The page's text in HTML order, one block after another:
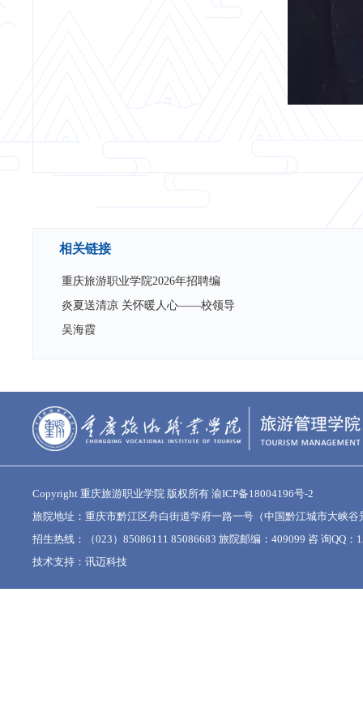
相关链接
重庆旅游职业学院2026年招聘编
炎夏送清凉 关怀暖人心——校领导
吴海霞
Copyright 重庆旅游职业学院 版权所有 渝ICP备18004196号-2
旅院地址：重庆市黔江区舟白街道学府一路一号（中国黔江城市大峡谷
招生热线：（023）85086111 85086683 旅院邮编：409099 咨 询QQ：
技术支持： 讯迈科技